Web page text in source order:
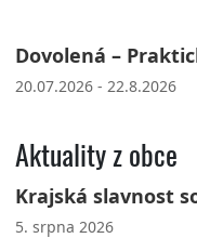
Dovolená –
20.07.2026 - 22.8.2026
Aktuality z obce
Krajská slavnost
5. srpna 2026